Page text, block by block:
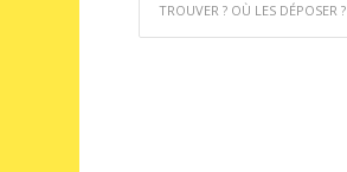
TROUVER ? OÙ LES DÉPOSER ?